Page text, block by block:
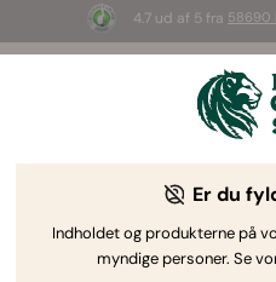
4.7 ud af 5 fra 58690
3 White Widow
Er du
Indholdet og produkterne på
myndige personer. Se